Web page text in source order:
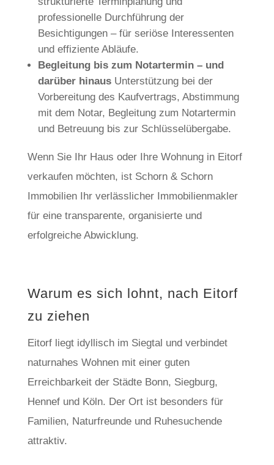
professionelle Durchführung der
Besichtigungen – für seriöse Interessenten
und effiziente Abläufe.
Begleitung bis zum Notartermin – und
darüber hinausUnterstützung bei der
Vorbereitung des Kaufvertrags, Abstimmung
mit dem Notar, Begleitung zum Notartermin
und Betreuung bis zur Schlüsselübergabe.
Wenn Sie Ihr Haus oder Ihre Wohnung in Eitorf
verkaufen möchten, ist Schorn & Schorn
Immobilien Ihr verlässlicher Immobilienmakler
für eine transparente, organisierte und
erfolgreiche Abwicklung.
Warum es sich lohnt, nach Eitorf
zu ziehen
Eitorf liegt idyllisch im Siegtal und verbindet
naturnahes Wohnen mit einer guten
Erreichbarkeit der Städte Bonn, Siegburg,
Hennef und Köln. Der Ort ist besonders für
Familien, Naturfreunde und Ruhesuchende
attraktiv.